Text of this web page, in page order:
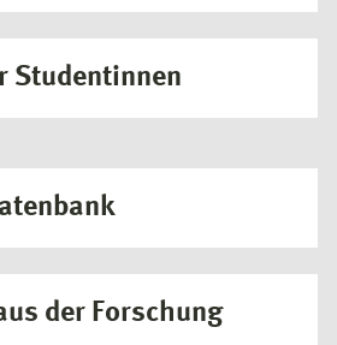
Studentinnen
der Forschung